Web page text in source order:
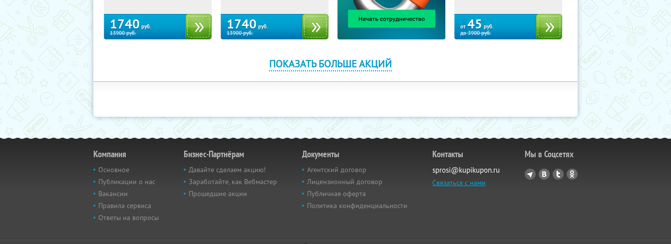
1740 руб.
13900руб.
1740 руб.
13900руб.
от 45 руб.
до3900руб.
ПОКАЗАТЬ БОЛЬШЕ АКЦИЙ
Компания
Основное
Публикации о нас
Вакансии
Правила сервиса
Ответы на вопросы
Бизнес-Партнёрам
Давайте сделаем акцию!
Заработайте, как Вебмастер
Прошедшие акции
Документы
Агентский договор
Лицензионный договор
Публичная оферта
Политика конфиденциальности
Контакты
sprosi@kupikupon.ru
Связаться с нами
Мы в Соцсетях